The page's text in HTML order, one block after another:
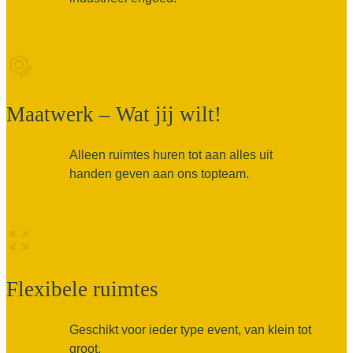
Maatwerk – Wat jij wilt!
Alleen ruimtes huren tot aan alles uit
handen geven aan ons topteam.
Flexibele ruimtes
Geschikt voor ieder type event, van klein tot
groot.